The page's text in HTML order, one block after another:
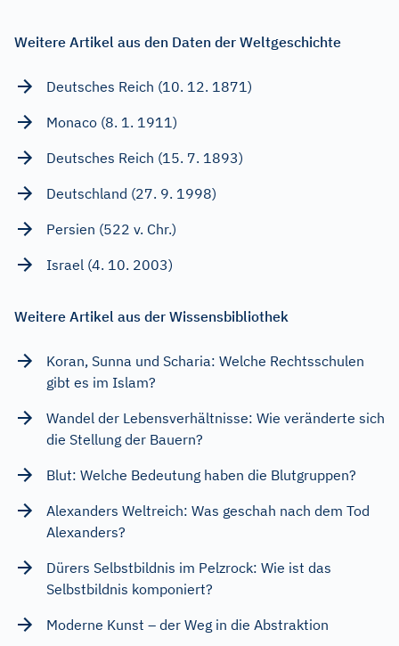
Weitere Artikel aus den Daten der Weltgeschichte
Deutsches Reich (10. 12. 1871)
Monaco (8. 1. 1911)
Deutsches Reich (15. 7. 1893)
Deutschland (27. 9. 1998)
Persien (522 v. Chr.)
Israel (4. 10. 2003)
Weitere Artikel aus der Wissensbibliothek
Koran, Sunna und Scharia: Welche Rechtsschulen
gibt es im Islam?
Wandel der Lebensverhältnisse: Wie veränderte sich
die Stellung der Bauern?
Blut: Welche Bedeutung haben die Blutgruppen?
Alexanders Weltreich: Was geschah nach dem Tod
Alexanders?
Dürers Selbstbildnis im Pelzrock: Wie ist das
Selbstbildnis komponiert?
Moderne Kunst – der Weg in die Abstraktion